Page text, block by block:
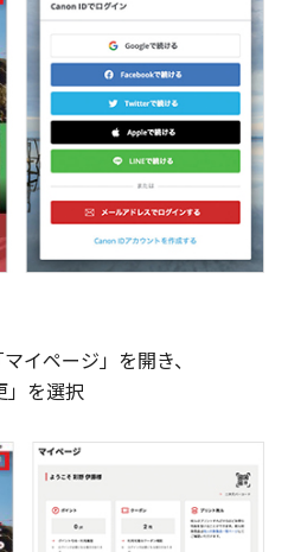
イページ」を開き、
」を選択